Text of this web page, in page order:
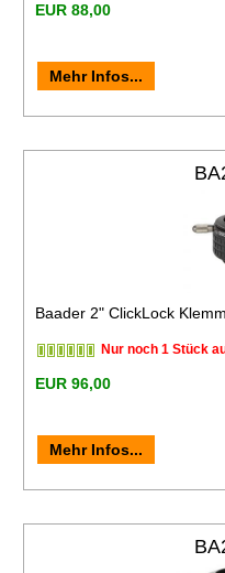
EUR 88,00
Mehr Infos...
Baader 2" ClickLock
Nur noch 1 Stück
EUR 96,00
Mehr Infos...